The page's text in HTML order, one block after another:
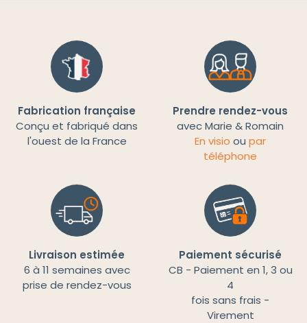
Fabrication française
Conçu et fabriqué dans
l'ouest de la France
Prendre rendez-vous
avec Marie & Romain
En visio ou par
téléphone
Livraison estimée
6 à 11 semaines avec
prise de rendez-vous
Paiement sécurisé
CB - Paiement en 1, 3 ou
4
fois sans frais -
Virement